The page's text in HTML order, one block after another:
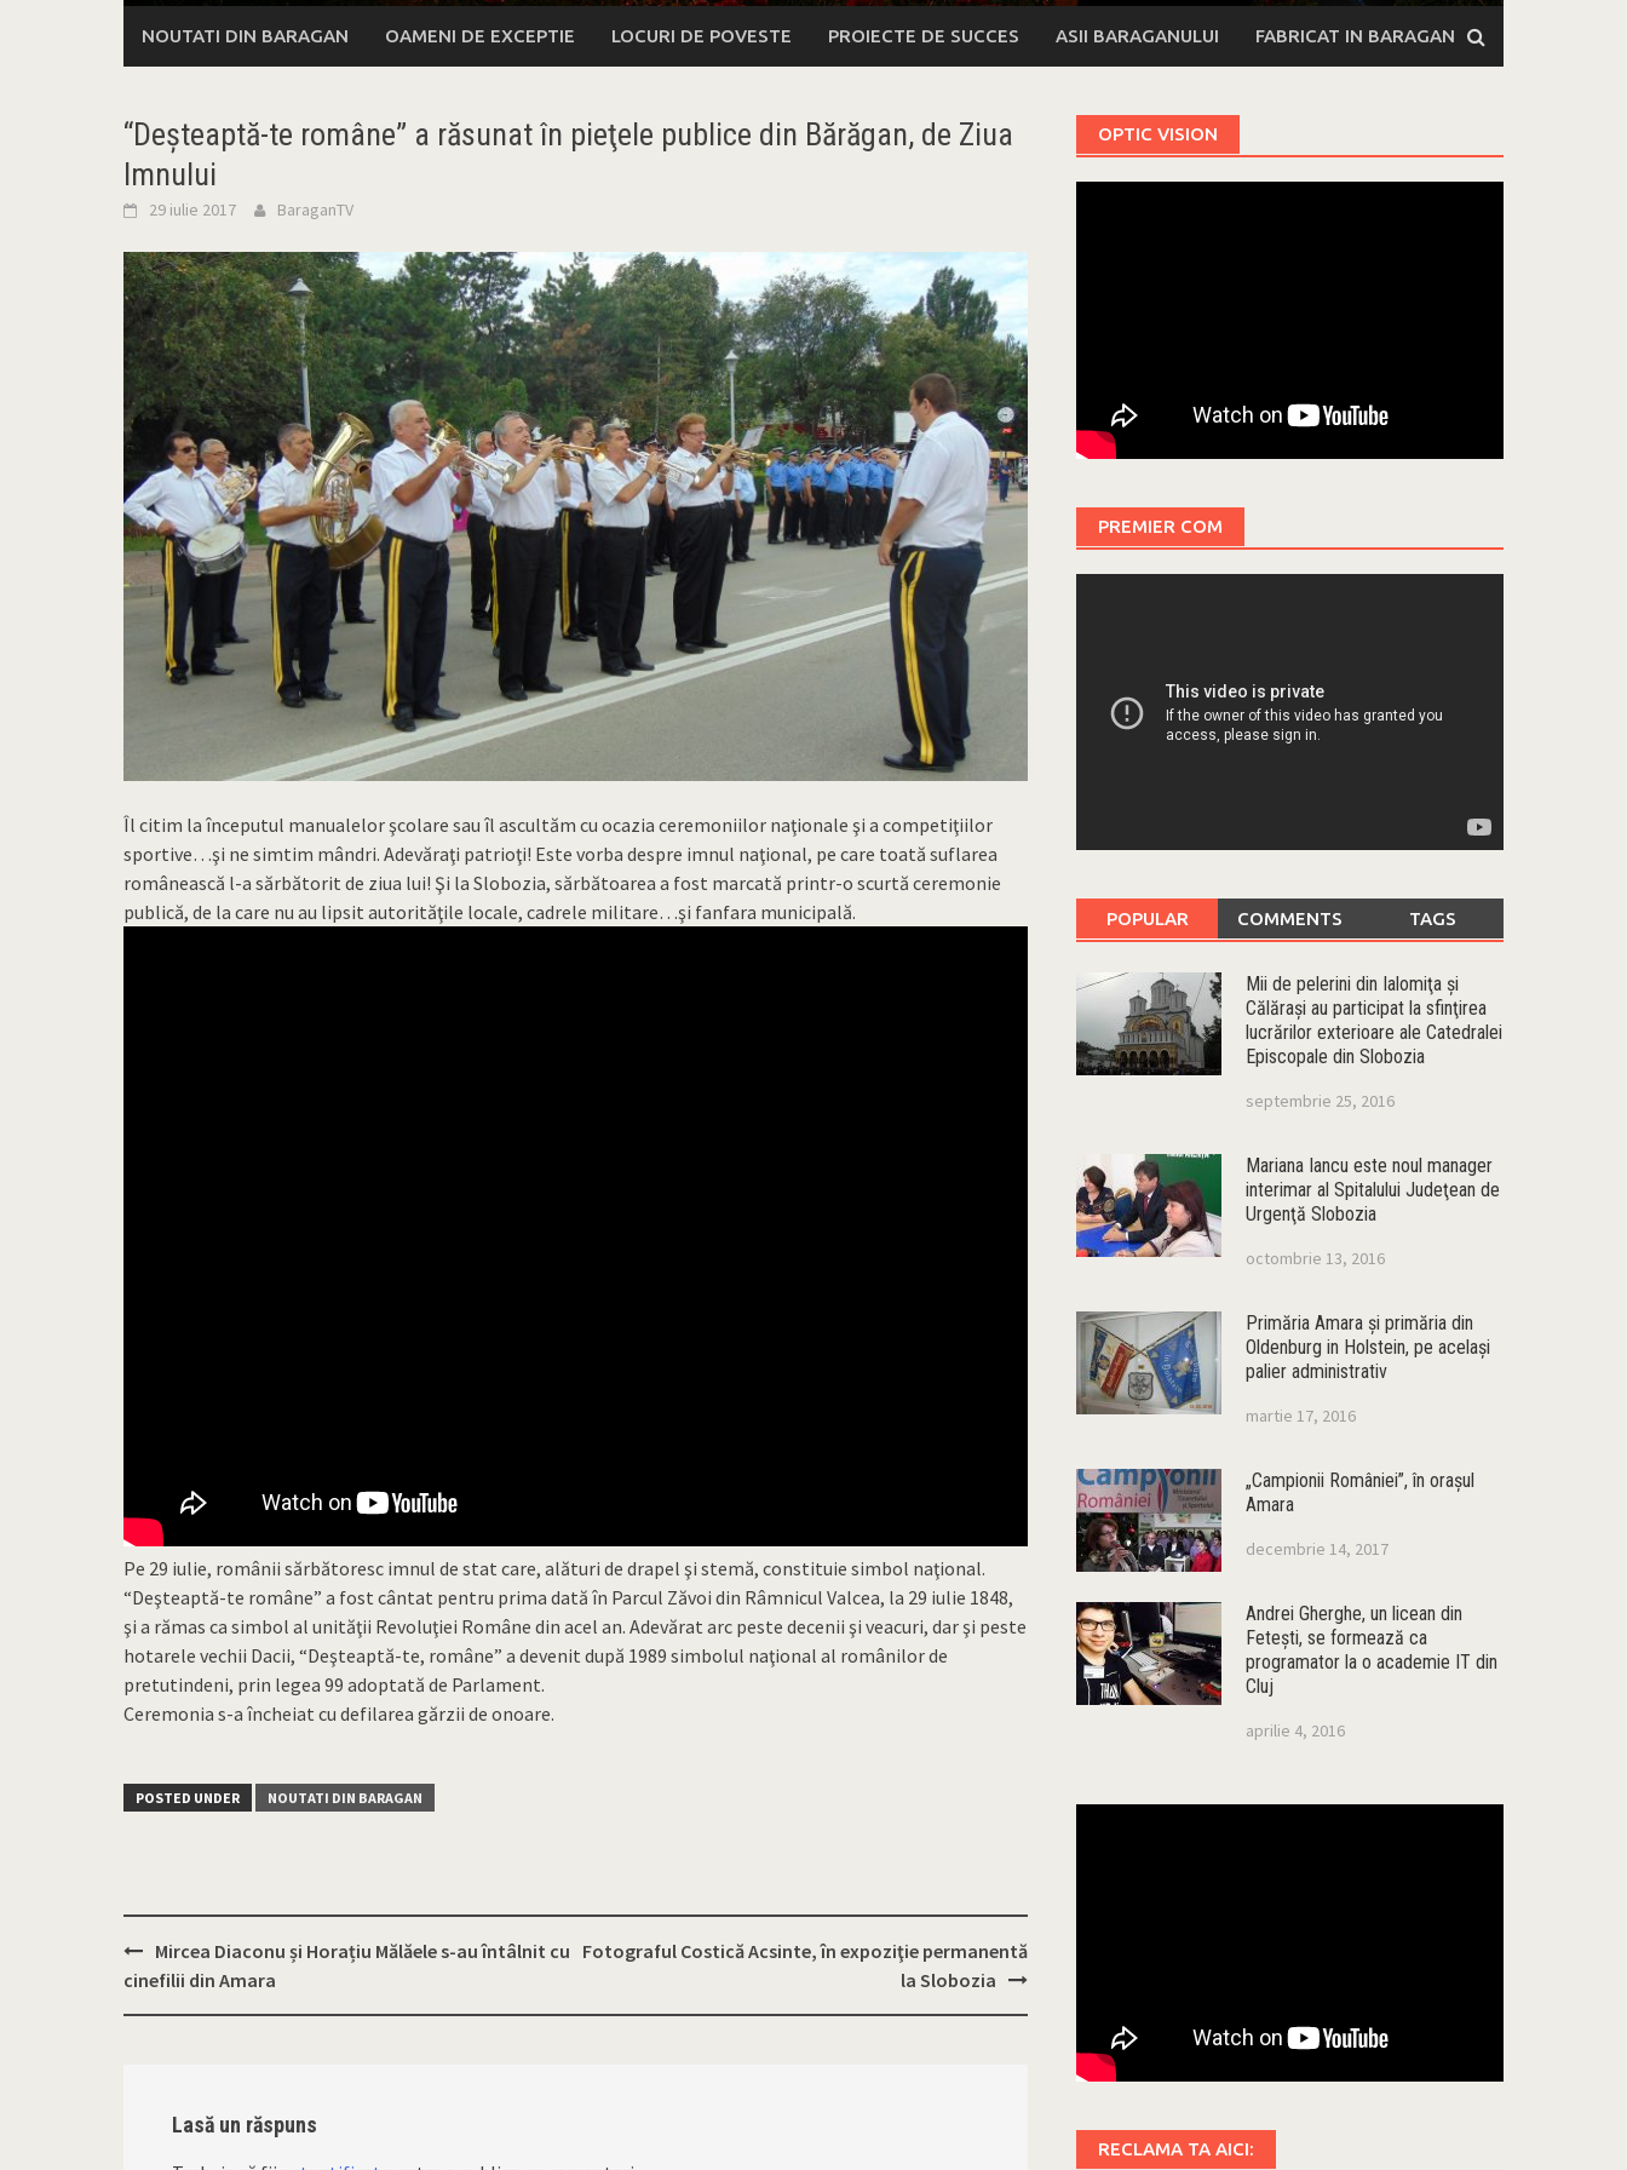
NOUTATI DIN BARAGAN OAMENI DE EXCEPTIE LOCURI DE POVESTE PROIECTE DE SUCCES ASII BARAGANULUI FABRICAT IN BARAGAN
“Deşteaptă-te române” a răsunat în pieţele publice din Bărăgan, de Ziua
Imnului
29 iulie 2017 BaraganTV
Îl citim la începutul manualelor şcolare sau îl ascultăm cu ocazia ceremoniilor naţionale şi a competiţiilor
sportive…şi ne simtim mândri. Adevăraţi patrioţi! Este vorba despre imnul naţional, pe care toată suflarea
românească l-a sărbătorit de ziua lui! Şi la Slobozia, sărbătoarea a fost marcată printr-o scurtă ceremonie
publică, de la care nu au lipsit autorităţile locale, cadrele militare…şi fanfara municipală.
Pe 29 iulie, românii sărbătoresc imnul de stat care, alături de drapel şi stemă, constituie simbol naţional.
“Deşteaptă-te române” a fost cântat pentru prima dată în Parcul Zăvoi din Râmnicul Valcea, la 29 iulie 1848,
şi a rămas ca simbol al unităţii Revoluţiei Române din acel an. Adevărat arc peste decenii şi veacuri, dar şi peste
hotarele vechii Dacii, “Deşteaptă-te, române” a devenit după 1989 simbolul naţional al românilor de
pretutindeni, prin legea 99 adoptată de Parlament.
Ceremonia s-a încheiat cu defilarea gărzii de onoare.
POSTED UNDER NOUTATI DIN BARAGAN
Post
navigation
Mircea Diaconu și Horațiu Mălăele s-au întâlnit cu
cinefilii din Amara
Fotograful Costică Acsinte, în expoziţie permanentă
la Slobozia
Lasă un răspuns
OPTIC VISION
PREMIER COM
POPULAR COMMENTS TAGS
Mii de pelerini din Ialomiţa şi
Călăraşi au participat la sfinţirea
lucrărilor exterioare ale Catedralei
Episcopale din Slobozia
septembrie 25, 2016
Mariana Iancu este noul manager
interimar al Spitalului Judeţean de
Urgenţă Slobozia
octombrie 13, 2016
Primăria Amara şi primăria din
Oldenburg in Holstein, pe acelaşi
palier administrativ
martie 17, 2016
„Campionii României”, în oraşul
Amara
decembrie 14, 2017
Andrei Gherghe, un licean din
Feteşti, se formează ca
programator la o academie IT din
Cluj
aprilie 4, 2016
RECLAMA TA AICI: